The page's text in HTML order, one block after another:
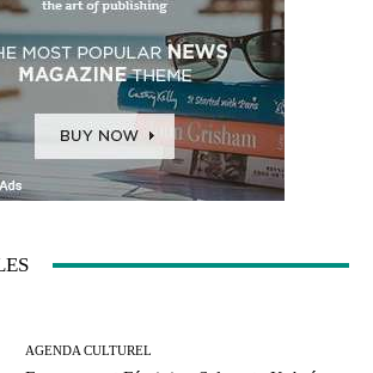
AGENDA CULTUREL